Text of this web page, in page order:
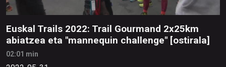
Euskal Trails 2022: Trail Gourmand 2x25km
abiatzea eta "mannequin challenge" [ostirala]
02:01 min